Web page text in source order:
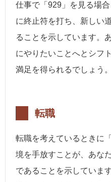
仕事で「929」を見る場
に終止符を打ち、新しい
ることを示しています。
にやりたいことへとシフ
満足を得られるでしょう。
転職
転職を考えているときに
境を手放すことが、あな
であることを示していま